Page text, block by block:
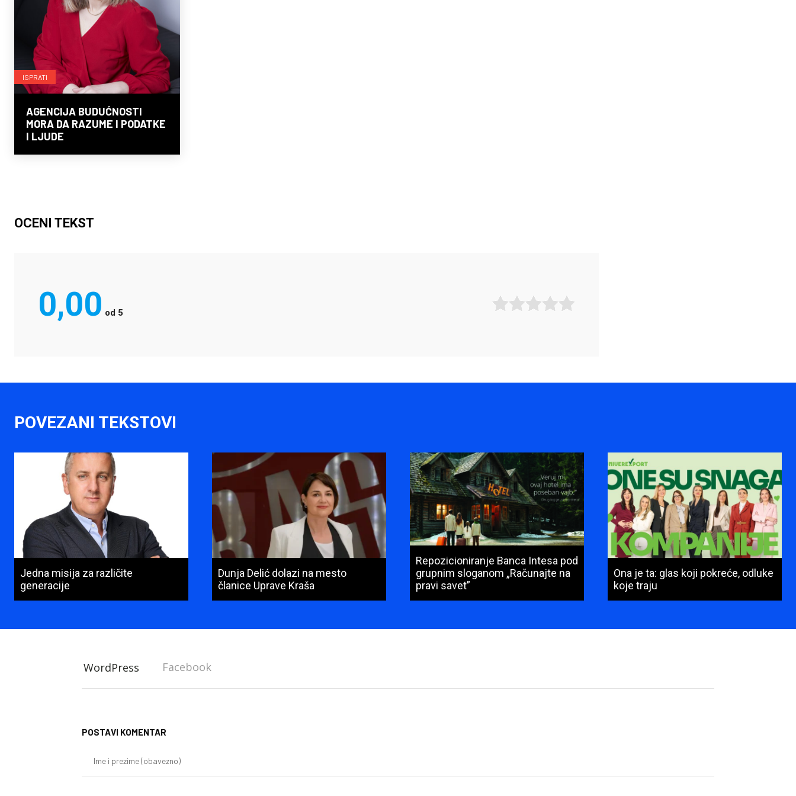
ISPRATI
AGENCIJA BUDUĆNOSTI
MORA DA RAZUME I PODATKE
I LJUDE
OCENI TEKST
0,00 od 5
POVEZANI TEKSTOVI
Jedna misija za različite
generacije
Dunja Delić dolazi na mesto
članice Uprave Kraša
Repozicioniranje Banca Intesa pod
grupnim sloganom „Računajte na
pravi savet”
Ona je ta: glas koji pokreće, odluke
koje traju
WordPress Facebook
POSTAVI KOMENTAR
prezime